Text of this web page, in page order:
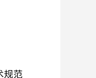
规范